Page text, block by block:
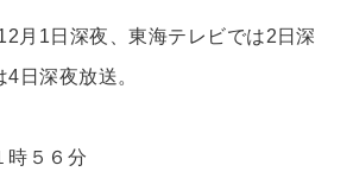
月1日深夜、東海テレビでは2日深
日深夜放送。
時５６分